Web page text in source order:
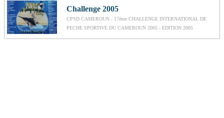
Challenge 2005
CPSD CAMEROUN - 17ème CHALLENGE INTERNATIONAL DE
PECHE SPORTIVE DU CAMEROUN 2005 - EDITION 2005